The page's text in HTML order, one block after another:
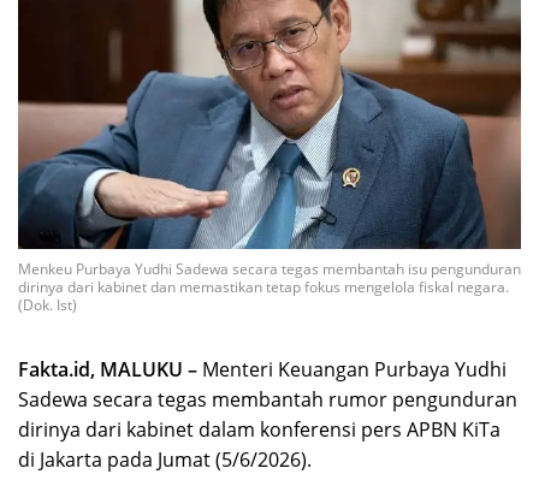
Menkeu Purbaya Yudhi Sadewa secara tegas membantah isu pengunduran
dirinya dari kabinet dan memastikan tetap fokus mengelola fiskal negara.
(Dok. Ist)
Fakta.id, MALUKU – Menteri Keuangan Purbaya Yudhi
Sadewa secara tegas membantah rumor pengunduran
dirinya dari kabinet dalam konferensi pers APBN KiTa
di Jakarta pada Jumat (5/6/2026).